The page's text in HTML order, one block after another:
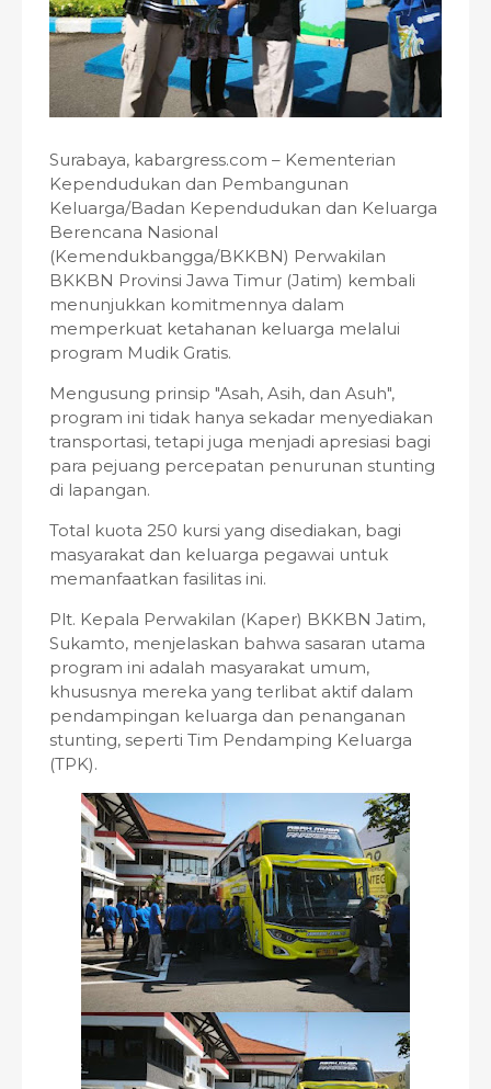
Surabaya, kabargress.com – Kementerian
Kependudukan dan Pembangunan
Keluarga/Badan Kependudukan dan Keluarga
Berencana Nasional
(Kemendukbangga/BKKBN) Perwakilan
BKKBN Provinsi Jawa Timur (Jatim) kembali
menunjukkan komitmennya dalam
memperkuat ketahanan keluarga melalui
program Mudik Gratis.
Mengusung prinsip "Asah, Asih, dan Asuh",
program ini tidak hanya sekadar menyediakan
transportasi, tetapi juga menjadi apresiasi bagi
para pejuang percepatan penurunan stunting
di lapangan.
Total kuota 250 kursi yang disediakan, bagi
masyarakat dan keluarga pegawai untuk
memanfaatkan fasilitas ini.
Plt. Kepala Perwakilan (Kaper) BKKBN Jatim,
Sukamto, menjelaskan bahwa sasaran utama
program ini adalah masyarakat umum,
khususnya mereka yang terlibat aktif dalam
pendampingan keluarga dan penanganan
stunting, seperti Tim Pendamping Keluarga
(TPK).